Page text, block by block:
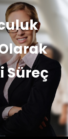
Süreç